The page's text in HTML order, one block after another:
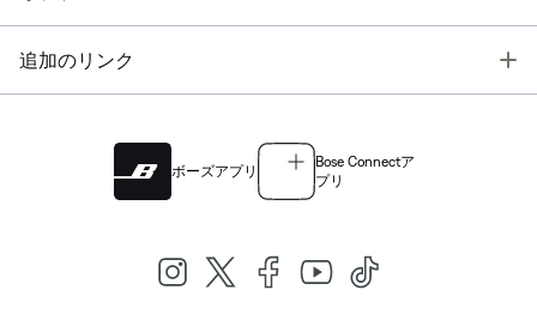
追加のリンク
ボーズアプリ
Bose Connectア
プリ